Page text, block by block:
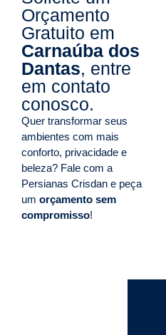
Orçamento
Gratuito em
Carnaúba dos
Dantas, entre
em contato
conosco.
Quer transformar seus
ambientes com mais
conforto, privacidade e
beleza? Fale com a
Persianas Crisdan e peça
um orçamento sem
compromisso!